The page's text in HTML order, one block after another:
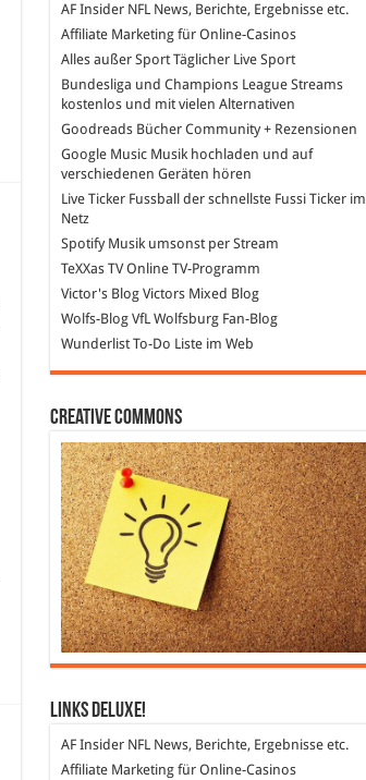
AF InsiderNFL News, Berichte, Ergebnisse etc.
Affiliate Marketingfür Online-Casinos
Alles außer SportTäglicher Live Sport
Bundesliga und Champions League Streams
kostenlos und mit vielen Alternativen
GoodreadsBücher Community + Rezensionen
Google MusicMusik hochladen und auf
verschiedenen Geräten hören
Live Ticker Fussball
der schnellste Fussi Ticker im
Netz
SpotifyMusik umsonst per Stream
TeXXas TVOnline TV-Programm
Victor's BlogVictors Mixed Blog
Wolfs-BlogVfL Wolfsburg Fan-Blog
WunderlistTo-Do Liste im Web
Creative Commons
Links DeLuXe!
AF InsiderNFL News, Berichte, Ergebnisse etc.
Affiliate Marketingfür Online-Casinos